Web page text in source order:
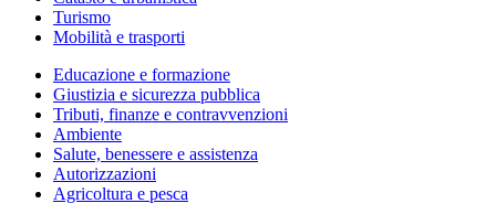
Turismo
Mobilità e trasporti
Educazione e formazione
Giustizia e sicurezza pubblica
Tributi, finanze e contravvenzioni
Ambiente
Salute, benessere e assistenza
Autorizzazioni
Agricoltura e pesca